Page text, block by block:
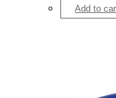
Add to